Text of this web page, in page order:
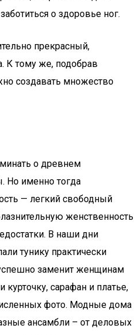
о здоровье ног.
прекрасный,
К тому же, подобрав
создавать множество
о древнем
Но именно тогда
— легкий свободный
женственность
В наши дни
тунику практически
заменит женщинам
сарафан и платье,
фото. Модные дома
ансамбли – от деловых